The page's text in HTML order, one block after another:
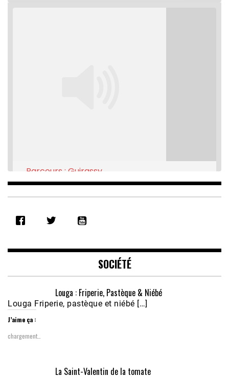
RSS FEED
EMBED
Parcours : Guirassy
Feb 16, 2021 • 28:08
Nobana (Podologue)
Feb 24, 2021 • 28mn
SOCIÉTÉ
Louga : Friperie, Pastèque & Niébé
Louga Friperie, pastèque et niébé […]
J’aime ça :
chargement…
La Saint-Valentin de la tomate